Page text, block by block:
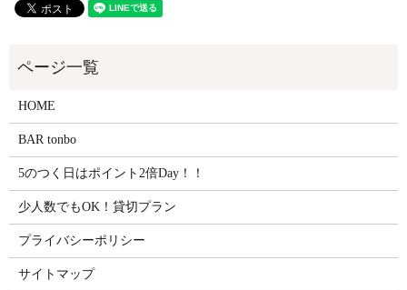
HOME
BAR tonbo
5のつく日はポイント2倍Day！！
少人数でもOK！貸切プラン
プライバシーポリシー
サイトマップ